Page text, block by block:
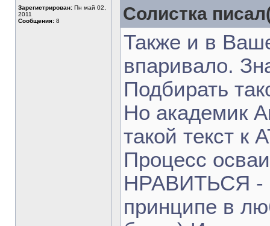
Зарегистрирован: Пн май 02,
2011
Сообщения: 8 Солистка
Также и в
впаривало.
Подбирать
Но академик
такой текст к
Процесс
НРАВИТЬСЯ -
принципе в